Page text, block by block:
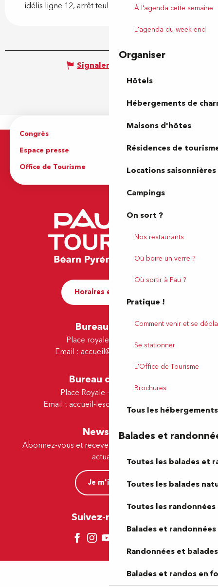
À l'agenda cette semaine
L'agenda du week-end
Organiser
Hôtels
Hébergements de
Maisons d'hôtes
Résidences de
Locations saisonnières
Campings
On sort ?
Nos restaurants
Où boire un verre ?
Où sortir à Pau ?
Pratique !
Comment venir et se
Se stationner
L'Office de Tourisme
Brochures
Tous les hébergements
Balades et
Toutes les balades et
Toutes les balades
Toutes les randonnées
Balades et
Randonnées et
Balades et randos en
idélis ligne 12, arrêt teulère
Signaler une erreur
Congrès
Espace presse
Brochures
Office de Tourisme
Horaires et contact
Bureau de Pau
Place royale - 64000 Pau
Email : accueil@tourismepau.fr
Bureau de Lescar
Place Royale - 64230 Lescar
Email : accueil-lescar@tourismepau.fr
Newsletter
Abonnez-vous et recevez par e-mail nos offres et
actualités.
Je m'inscris
Suivez-nous ici !